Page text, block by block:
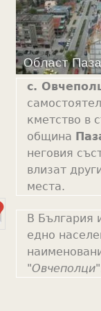
с.
кметство в
община
неговия
влизат
места.
В България
едно
"Овчеполци